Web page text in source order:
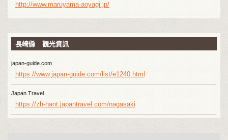
http://www.maruyama-aoyagi.jp/
長崎縣 觀光資訊
japan-guide.com
https://www.japan-guide.com/list/e1240.html
Japan Travel
https://zh-hant.japantravel.com/nagasaki